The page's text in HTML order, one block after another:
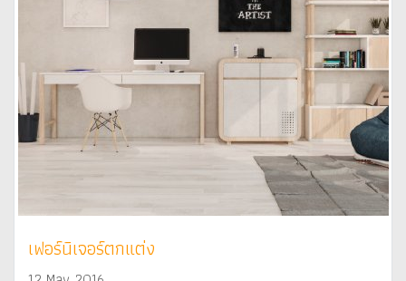
เฟอร์นิเจอร์ตกแต่ง